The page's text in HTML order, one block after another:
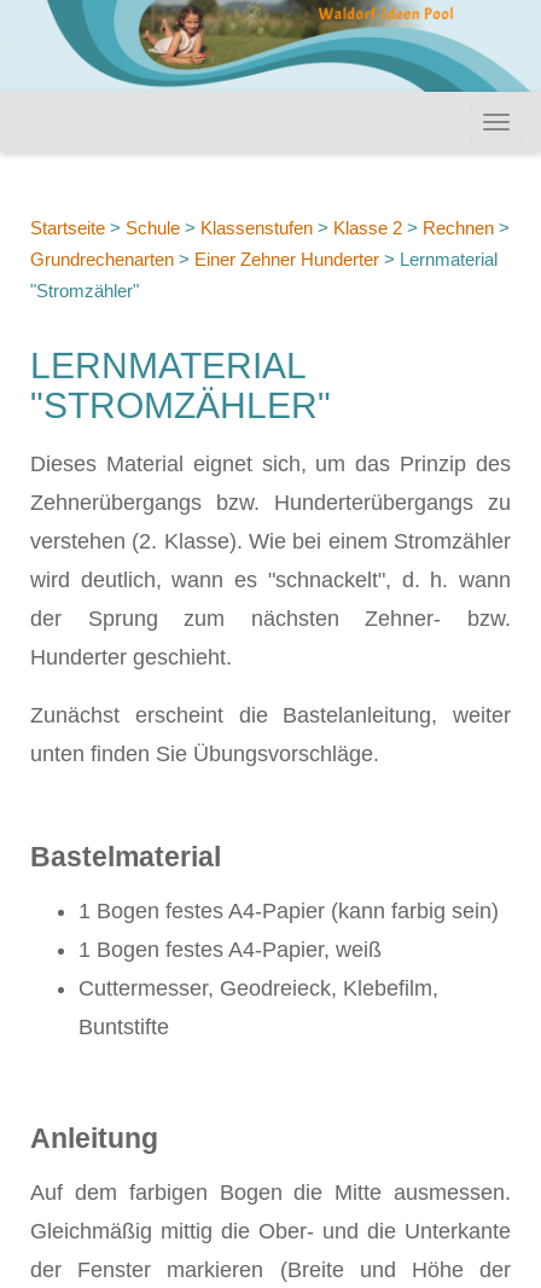
Startseite > Schule > Klassenstufen > Klasse 2 > Rechnen >
Grundrechenarten > Einer Zehner Hunderter > Lernmaterial
"Stromzähler"
LERNMATERIAL
"STROMZÄHLER"
Dieses Material eignet sich, um das Prinzip des
Zehnerübergangs bzw. Hunderterübergangs zu
verstehen (2. Klasse). Wie bei einem Stromzähler
wird deutlich, wann es "schnackelt", d. h. wann
der Sprung zum nächsten Zehner- bzw.
Hunderter geschieht.
Zunächst erscheint die Bastelanleitung, weiter
unten finden Sie Übungsvorschläge.
Bastelmaterial
1 Bogen festes A4-Papier (kann farbig sein)
1 Bogen festes A4-Papier, weiß
Cuttermesser, Geodreieck, Klebefilm,
Buntstifte
Anleitung
Auf dem farbigen Bogen die Mitte ausmessen.
Gleichmäßig mittig die Ober- und die Unterkante
der Fenster markieren (Breite und Höhe der